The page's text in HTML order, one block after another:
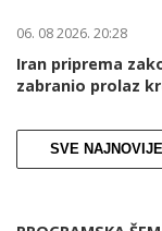
06. 08 2026. 20:28
Iran priprema
zabranio prolaz
SVE